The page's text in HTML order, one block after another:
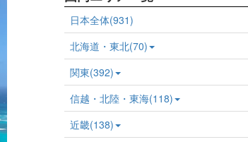
日本全体(931)
北海道・東北(70)
関東(392)
信越・北陸・東海(118)
近畿(138)